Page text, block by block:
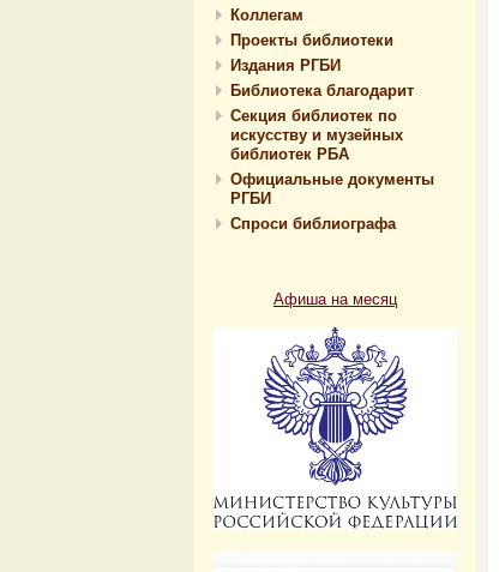
Коллегам
Проекты библиотеки
Издания РГБИ
Библиотека благодарит
Секция библиотек по
искусству и музейных
библиотек РБА
Официальные документы
РГБИ
Спроси библиографа
Афиша на месяц